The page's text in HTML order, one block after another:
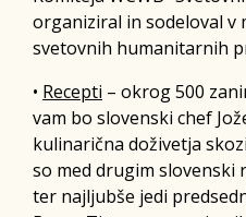
organiziral in sodeloval v
svetovnih humanitarnih
• Recepti – okrog 500
vam bo slovenski chef
kulinarična doživetja
so med drugim slovenski
ter najljubše jedi